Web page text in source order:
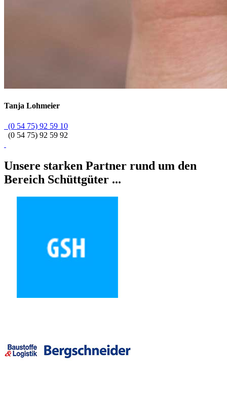
Tanja Lohmeier
(0 54 75) 92 59 10
(0 54 75) 92 59 92
Unsere starken Partner rund um den
Bereich Schüttgüter ...